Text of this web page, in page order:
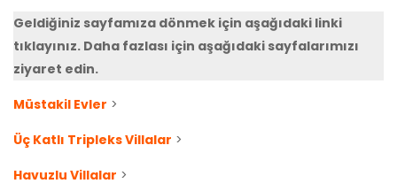
Geldiğiniz sayfamıza dönmek için aşağıdaki linki
tıklayınız. Daha fazlası için aşağıdaki sayfalarımızı
ziyaret edin.
Müstakil Evler >
Üç Katlı Tripleks Villalar >
Havuzlu Villalar >